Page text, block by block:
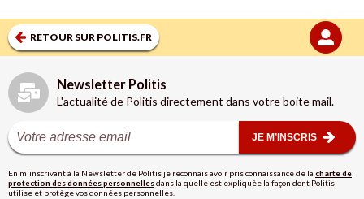
RETOUR SUR POLITIS.FR
Newsletter Politis
L'actualité de Politis directement dans votre boite mail.
JE M’INSCRIS
En m'inscrivant à la Newsletter de Politis je reconnais avoir pris connaissance de la charte de
protection des données personnellesdans la quelle est expliquèe la façon dont Politis
utilise et protège vos données personnelles.